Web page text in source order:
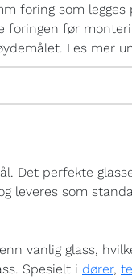
foring som
foringen før
Les mer
Det perfekte
leveres som
vanlig glass,
Spesielt i dører,